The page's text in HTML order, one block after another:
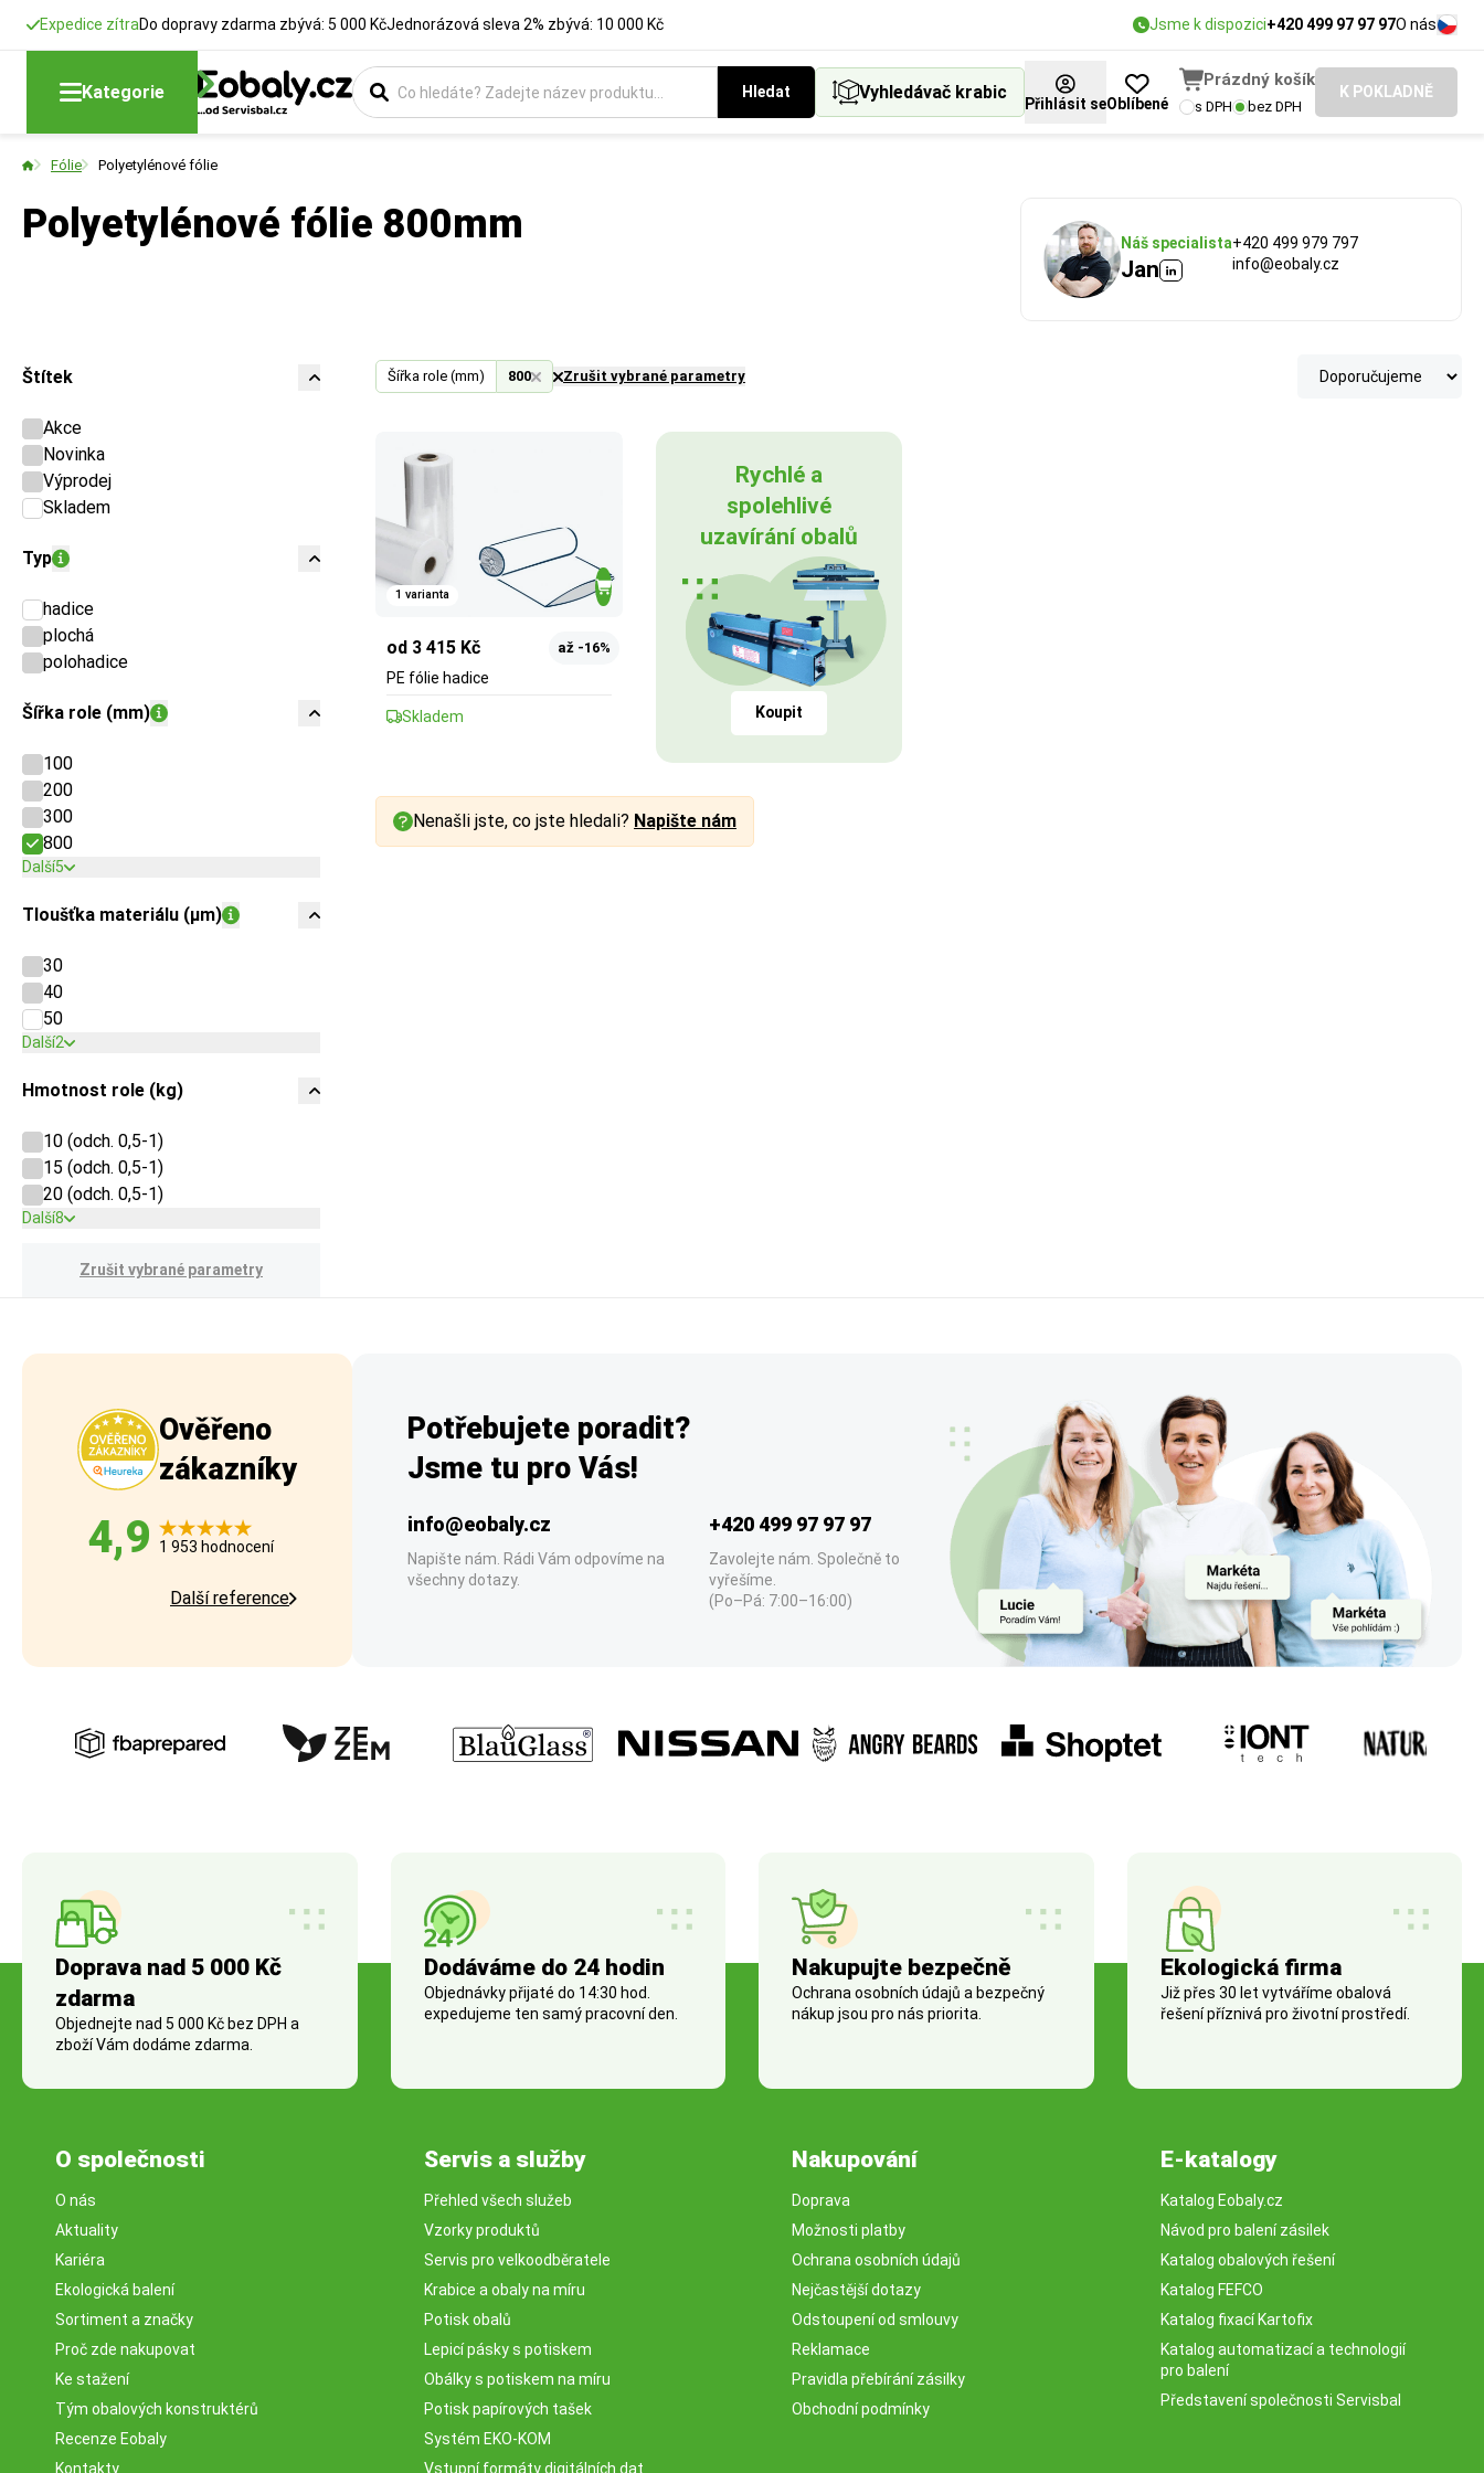
Expedice zítraDo dopravy zdarma zbývá: 5 000 KčJednorázová sleva 2% zbývá: 10 000 Kč Jsme k dispozici+420 499 97 97 97O nás
Kategorie Hledat Vyhledávač krabic
Přihlásit seOblíbené
Prázdný košík
s DPH bez DPH
K POKLADNĚ
Fólie Polyetylénové fólie
Polyetylénové fólie 800mm Náš specialista
Jan
+420 499 979 797
info@eobaly.cz
Štítek
Akce
Novinka
Výprodej
Skladem
Typ
hadice
plochá
polohadice
Šířka role (mm)
100
200
300
800
Další5
Tloušťka materiálu (µm)
30
40
50
Další2
Hmotnost role (kg)
10 (odch. 0,5-1)
15 (odch. 0,5-1)
20 (odch. 0,5-1)
Další8
Zrušit vybrané parametry
Šířka role (mm) 800 Zrušit vybrané parametry
1 varianta
od 3 415 Kč až -16%
PE fólie hadice
Skladem
Rychlé a
spolehlivé
uzavírání obalů
Koupit
Nenašli jste, co jste hledali? Napište nám
Ověřeno
zákazníky
4,9 1 953 hodnocení
Další reference
Potřebujete poradit?
Jsme tu pro Vás!
info@eobaly.cz
Napište nám. Rádi Vám odpovíme na
všechny dotazy.
+420 499 97 97 97
Zavolejte nám. Společně to
vyřešíme.
(Po–Pá: 7:00–16:00)
Doprava nad 5 000 Kč
zdarma
Objednejte nad 5 000 Kč bez DPH a
zboží Vám dodáme zdarma.
Dodáváme do 24 hodin
Objednávky přijaté do 14:30 hod.
expedujeme ten samý pracovní den.
Nakupujte bezpečně
Ochrana osobních údajů a bezpečný
nákup jsou pro nás priorita.
Ekologická firma
Již přes 30 let vytváříme obalová
řešení příznivá pro životní prostředí.
O společnosti
O nás
Aktuality
Kariéra
Ekologická balení
Sortiment a značky
Proč zde nakupovat
Ke stažení
Tým obalových konstruktérů
Recenze Eobaly
Kontakty
Servis a služby
Přehled všech služeb
Vzorky produktů
Servis pro velkoodběratele
Krabice a obaly na míru
Potisk obalů
Lepicí pásky s potiskem
Obálky s potiskem na míru
Potisk papírových tašek
Systém EKO-KOM
Vstupní formáty digitálních dat
Nakupování
Doprava
Možnosti platby
Ochrana osobních údajů
Nejčastější dotazy
Odstoupení od smlouvy
Reklamace
Pravidla přebírání zásilky
Obchodní podmínky
E-katalogy
Katalog Eobaly.cz
Návod pro balení zásilek
Katalog obalových řešení
Katalog FEFCO
Katalog fixací Kartofix
Katalog automatizací a technologií
pro balení
Představení společnosti Servisbal